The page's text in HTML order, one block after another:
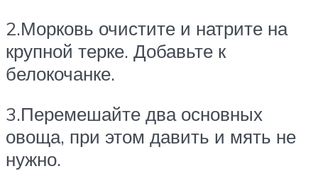
2.Морковь очистите и натрите на
крупной терке. Добавьте к
белокочанке.
3.Перемешайте два основных
овоща, при этом давить и мять не
нужно.